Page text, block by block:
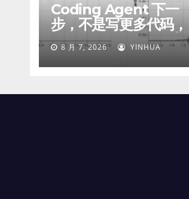
Coding Agent 下一
步，不是写更多代码，
而是学会像工程师一样
工作
8 月 7, 2026 YINHUA